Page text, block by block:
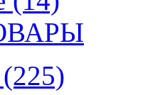
(225)